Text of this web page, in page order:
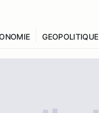
GEOPOLITIQUE